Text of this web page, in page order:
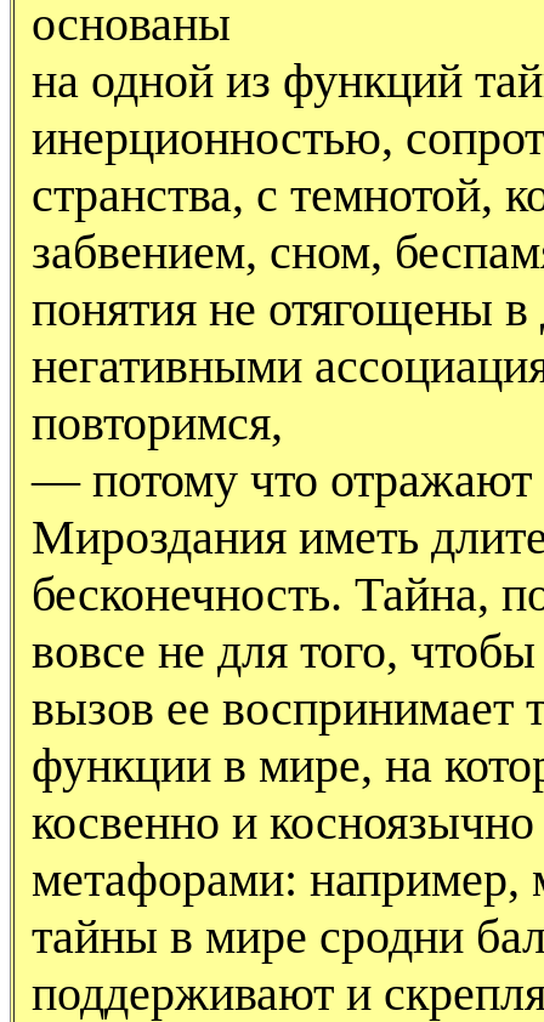
основаны
на одной из функций
инерционностью,
странства, с темнотой,
забвением, сном,
понятия не отягощены
негативными
повторимся,
— потому что отражают
Мироздания иметь
бесконечность. Тайна,
вовсе не для того,
вызов ее
функции в мире, на
косвенно и
метафорами: например,
тайны в мире сродни
поддерживают и